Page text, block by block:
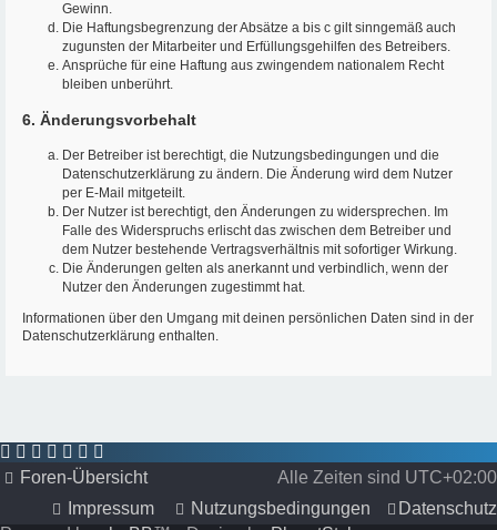
Gewinn.
Die Haftungsbegrenzung der Absätze a bis c gilt sinngemäß auch
zugunsten der Mitarbeiter und Erfüllungsgehilfen des Betreibers.
Ansprüche für eine Haftung aus zwingendem nationalem Recht
bleiben unberührt.
6. Änderungsvorbehalt
Der Betreiber ist berechtigt, die Nutzungsbedingungen und die
Datenschutzerklärung zu ändern. Die Änderung wird dem Nutzer
per E-Mail mitgeteilt.
Der Nutzer ist berechtigt, den Änderungen zu widersprechen. Im
Falle des Widerspruchs erlischt das zwischen dem Betreiber und
dem Nutzer bestehende Vertragsverhältnis mit sofortiger Wirkung.
Die Änderungen gelten als anerkannt und verbindlich, wenn der
Nutzer den Änderungen zugestimmt hat.
Informationen über den Umgang mit deinen persönlichen Daten sind in der
Datenschutzerklärung enthalten.
Foren-Übersicht Alle Zeiten sind UTC+02:00
Datenschutz
Nutzungsbedingungen
Impressum